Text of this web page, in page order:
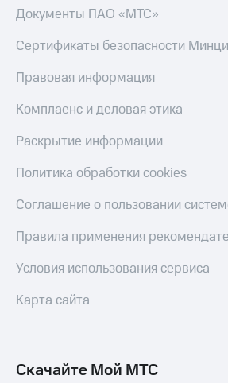
Документы ПАО «МТС»
Сертификаты безопасности
Правовая информация
Комплаенс и деловая этика
Раскрытие информации
Политика обработки cookies
Соглашение о пользовании
Правила применения
Условия использования сервиса
Карта сайта
Скачайте Мой МТС